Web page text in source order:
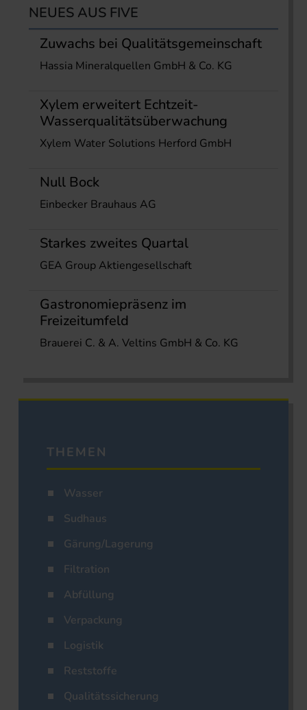
NEUES AUS FIVE
Zuwachs bei Qualitätsgemeinschaft
Hassia Mineralquellen GmbH & Co. KG
Xylem erweitert Echtzeit-
Wasserqualitätsüberwachung
Xylem Water Solutions Herford GmbH
Null Bock
Einbecker Brauhaus AG
Starkes zweites Quartal
GEA Group Aktiengesellschaft
Gastronomiepräsenz im
Freizeitumfeld
Brauerei C. & A. Veltins GmbH & Co. KG
THEMEN
Wasser
Sudhaus
Gärung/Lagerung
Filtration
Abfüllung
Verpackung
Logistik
Reststoffe
Qualitätssicherung